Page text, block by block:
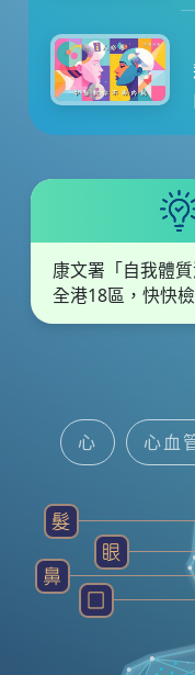
心 心血
中醫智慧
健康貼
康文署「自我體
全港18區，快快
髮
眼
鼻
囗